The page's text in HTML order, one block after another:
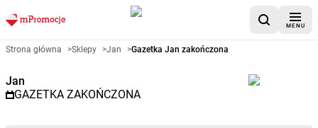
MENU
Gazetka promocyjna Jan –
Strona główna >Sklepy >Jan >Gazetka Jan zakończona
Jan
GAZETKA ZAKOŃCZONA